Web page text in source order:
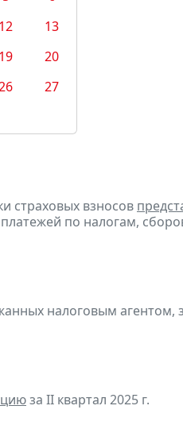
12
13
19
20
27
страховых взносов
по налогам,
налоговым агентом,
за II квартал 2025 г.